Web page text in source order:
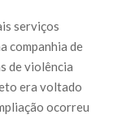
serviços
companhia de
de violência
era voltado
ocorreu